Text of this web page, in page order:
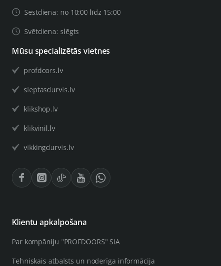
Sestdiena: no 10:00 līdz 15:00
Svētdiena: slēgts
Mūsu specializētās vietnes
profdoors.lv
sleptasdurvis.lv
klikshop.lv
klikvinil.lv
vikkingdurvis.lv
Klientu apkalpošana
Par kompāniju "PROFDOORS" SIA
Tehniskais atbalsts un noderīga informācija